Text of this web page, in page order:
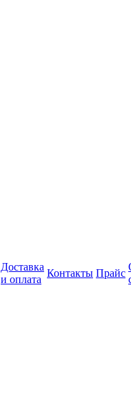
Доставка
и оплата
Контакты Прайс